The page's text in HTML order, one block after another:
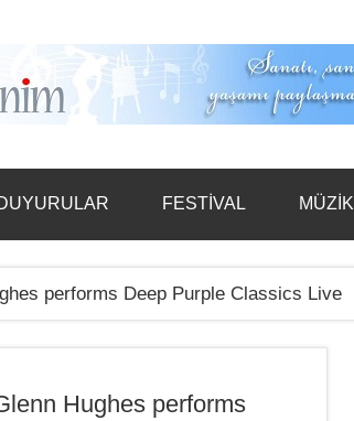
FESTİVAL MÜZİK
performs Deep Purple Classics Live
Hughes performs